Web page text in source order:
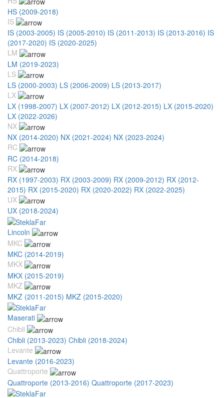
HS (2009-2018)
IS
IS (2003-2005) IS (2005-2010) IS (2011-2013) IS (2013-2016) IS
(2017-2020) IS (2020-2025)
LM
LM (2019-2023)
LS
LS (2000-2003) LS (2006-2009) LS (2013-2017)
LX
LX (1998-2007) LX (2007-2012) LX (2012-2015) LX (2015-2020)
LX (2022-2026)
NX
NX (2014-2020) NX (2021-2024) NX (2023-2024)
RC
RC (2014-2018)
RX
RX (1997-2003) RX (2003-2009) RX (2009-2012) RX (2012-
2015) RX (2015-2020) RX (2020-2022) RX (2022-2025)
UX
UX (2018-2024)
Lincoln
MKC
MKC (2014-2019)
MKX
MKX (2015-2019)
MKZ
MKZ (2011-2015) MKZ (2015-2020)
Maserati
Chibli
Chibli (2013-2023) Chibli (2018-2024)
Levante
Levante (2016-2023)
Quattroporte
Quattroporte (2013-2016) Quattroporte (2017-2023)